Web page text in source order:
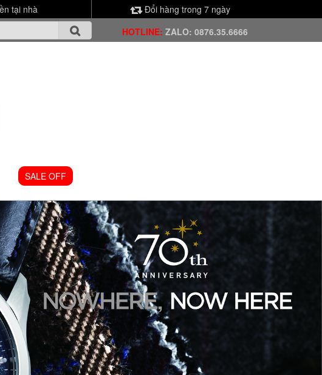
tại nhà
Đổi hàng trong 7 ngày
HOTLINE: ZALO: 0876.35.6666
SALE OFF